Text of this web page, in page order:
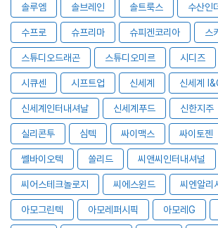
솔루엠 솔브레인 솔트룩스 수산인
수프로 슈프리마 슈피겐코리아 스
스튜디오드래곤 스튜디오미르 시디즈
시큐센 시프트업 신세계 신세계
신세계인터내셔날 신세계푸드 신한지주
실리콘투 심텍 싸이맥스 싸이토젠
쎌바이오텍 쏠리드 씨앤씨인터내셔널
씨어스테크놀로지 씨에스윈드 씨엔알리
아모그린텍 아모레퍼시픽 아모레G